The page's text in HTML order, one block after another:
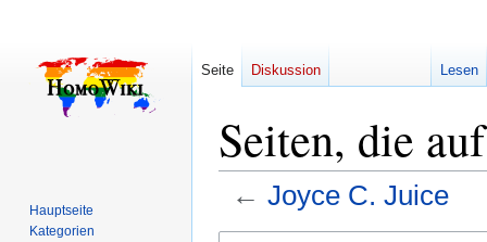
Seiten, die
← Joyce C. Juice
Seite Diskussion Lesen
Hauptseite
Kategorien